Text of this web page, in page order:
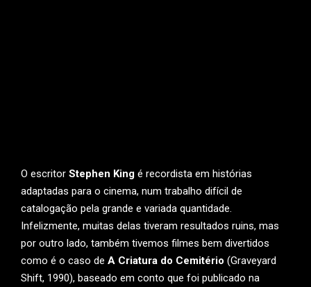
O escritor Stephen King é recordista em histórias
adaptadas para o cinema, num trabalho difícil de
catalogação pela grande e variada quantidade.
Infelizmente, muitas delas tiveram resultados ruins, mas
por outro lado, também tivemos filmes bem divertidos
como é o caso de A Criatura do Cemitério (Graveyard
Shift, 1990), baseado em conto que foi publicado na